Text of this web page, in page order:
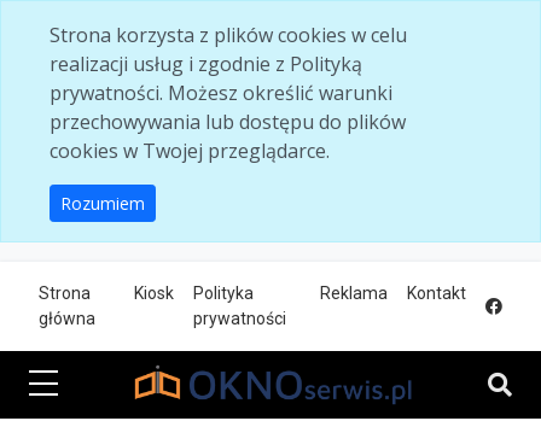
Strona korzysta z plików cookies w celu
realizacji usług i zgodnie z Polityką
prywatności. Możesz określić warunki
przechowywania lub dostępu do plików
cookies w Twojej przeglądarce.
Rozumiem
Strona
główna
Kiosk
Polityka
prywatności
Reklama Kontakt